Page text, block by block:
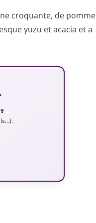
croquante, de pomme
yuzu et acacia et a